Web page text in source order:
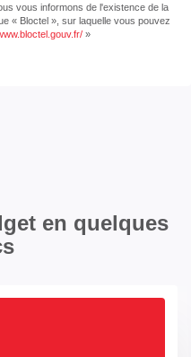
vous informons de l'existence de la
« Bloctel », sur laquelle vous pouvez
»
en quelques